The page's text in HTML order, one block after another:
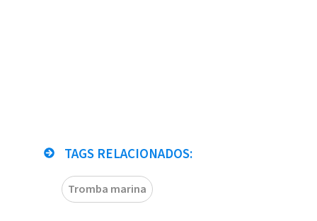
TAGS RELACIONADOS:
Tromba marina